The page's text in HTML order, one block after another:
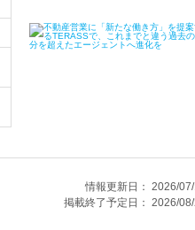
情報更新日： 2026/
掲載終了予定日： 2026/